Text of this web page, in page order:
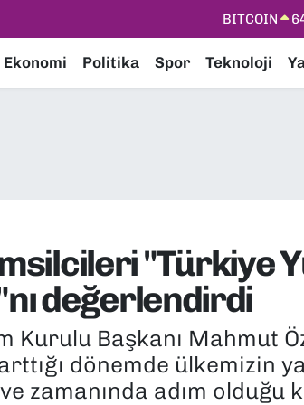
DOLAR
STERLİN
Ekonomi Politika Spor Teknoloji
"Türkiye
değerlendirdi
Kurulu Başkanı Mahmut
dönemde ülkemizin
zamanında adım olduğu